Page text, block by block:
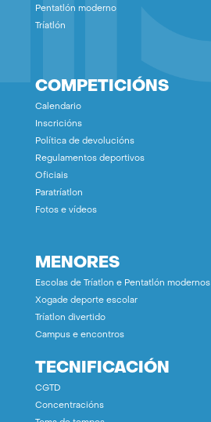
Pentatlón moderno
Tríatlón
COMPETICIÓNS
Calendario
Inscricións
Política de devolucións
Regulamentos deportivos
Oficiais
Paratríatlon
Fotos e vídeos
MENORES
Escolas de Tríatlon e Pentatlón modernos
Xogade deporte escolar
Tríatlon divertido
Campus e encontros
TECNIFICACIÓN
CGTD
Concentracións